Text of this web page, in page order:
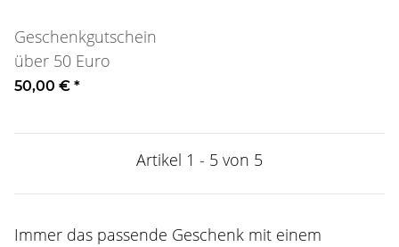
Geschenkgutschein
über 50 Euro
50,00 € *
Artikel 1 - 5 von 5
Immer das passende Geschenk mit einem